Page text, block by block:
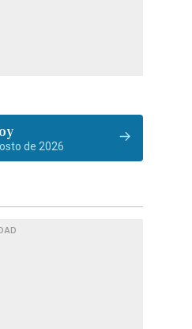
de 2026